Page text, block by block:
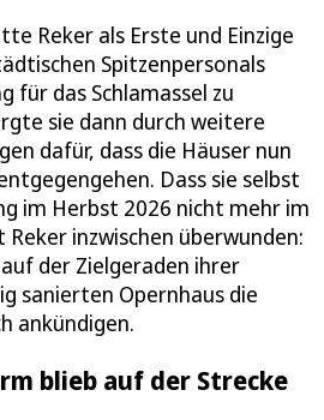
Reker als Erste und Einzige
Spitzenpersonals
das Schlamassel zu
sie dann durch weitere
dafür, dass die Häuser nun
Dass sie selbst
im Herbst 2026 nicht mehr im
inzwischen überwunden:
der Zielgeraden ihrer
sanierten Opernhaus die
ankündigen.
blieb auf der Strecke